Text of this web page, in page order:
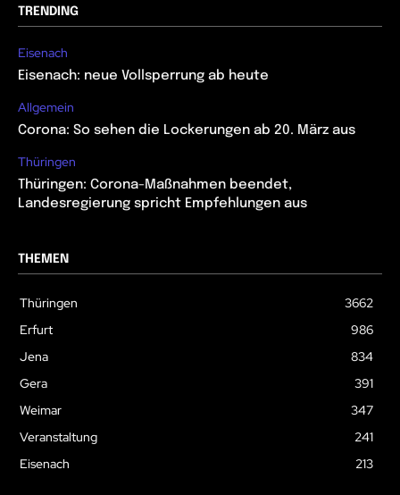
TRENDING
Eisenach
Eisenach: neue Vollsperrung ab heute
Allgemein
Corona: So sehen die Lockerungen ab 20. März aus
Thüringen
Thüringen: Corona-Maßnahmen beendet,
Landesregierung spricht Empfehlungen aus
THEMEN
Thüringen
3662
Erfurt
986
Jena
834
Gera
391
Weimar
347
Veranstaltung
241
Eisenach
213